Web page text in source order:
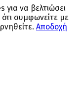
για να βελτιώσει
συμφωνείτε με
Αποδοχή